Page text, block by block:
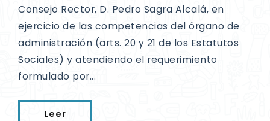
Consejo Rector, D. Pedro Sagra Alcalá, en
ejercicio de las competencias del órgano de
administración (arts. 20 y 21 de los Estatutos
Sociales) y atendiendo el requerimiento
formulado por...
Leer